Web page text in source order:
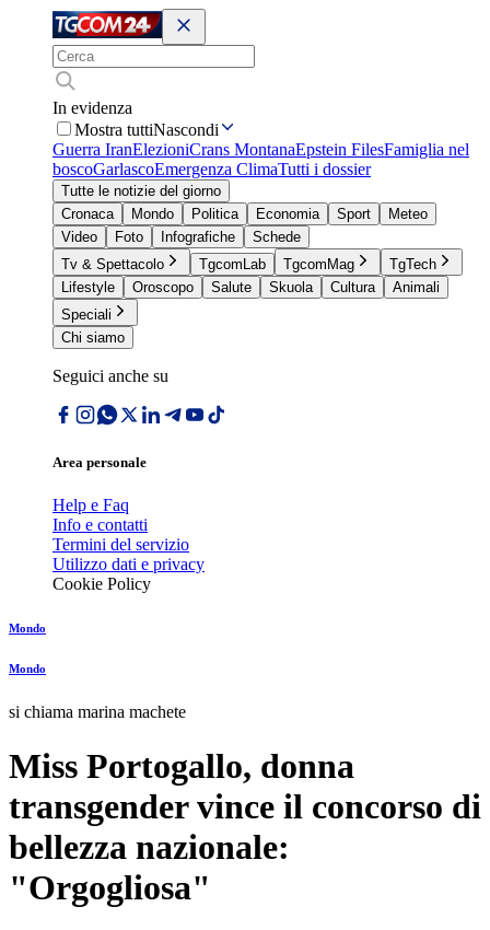
In evidenza
Mostra tuttiNascondi
Guerra IranElezioniCrans MontanaEpstein FilesFamiglia nel
boscoGarlascoEmergenza ClimaTutti i dossier
Tutte le notizie del giorno
Cronaca
Mondo Politica Economia Sport
Meteo
Video
Foto Infografiche
Schede
Tv & Spettacolo
TgcomLab TgcomMag
TgTech
Lifestyle
Oroscopo Salute Skuola Cultura
Animali
Speciali
Chi siamo
Seguici anche su
Area personale
Help e Faq
Info e contatti
Termini del servizio
Utilizzo dati e privacy
Cookie Policy
Mondo
Mondo
si chiama marina machete
Miss Portogallo, donna
transgender vince il concorso di
bellezza nazionale:
"Orgogliosa"